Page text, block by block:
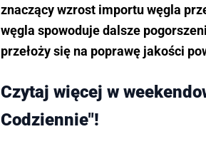
znaczący wzrost importu węgla
węgla spowoduje dalsze
przełoży się na poprawę jakości
Czytaj więcej w
Codziennie"!